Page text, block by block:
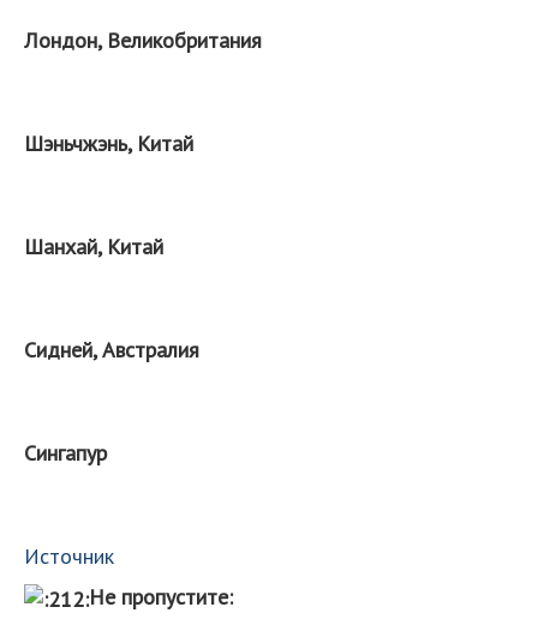
Лондон, Великобритания
Шэньчжэнь, Китай
Шанхай, Китай
Сидней, Австралия
Сингапур
Источник
Не пропустите: